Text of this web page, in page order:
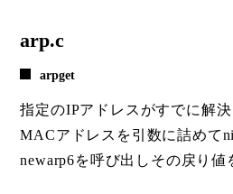
arp.c
arpget
指定のIPアドレスがすでに解
MACアドレスを引数に詰めて
newarp6を呼び出しその戻り値